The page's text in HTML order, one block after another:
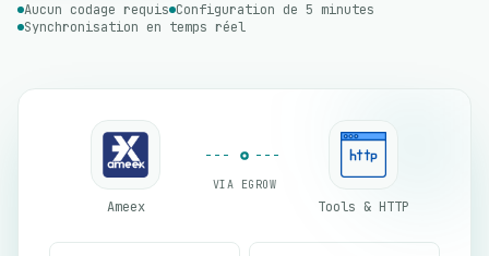
Aucun codage requis Configuration de 5 minutes
Synchronisation en temps réel
Ameex
VIA EGROW
Tools & HTTP